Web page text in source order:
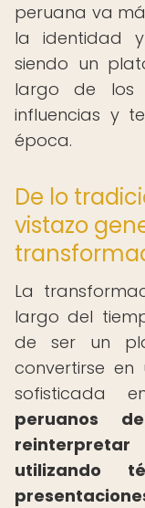
peruana va
la identidad
siendo un
largo de los
influencias y
época.
De lo
vistazo
La
largo del
de ser un
convertirse
sofisticada
peruanos
utilizando